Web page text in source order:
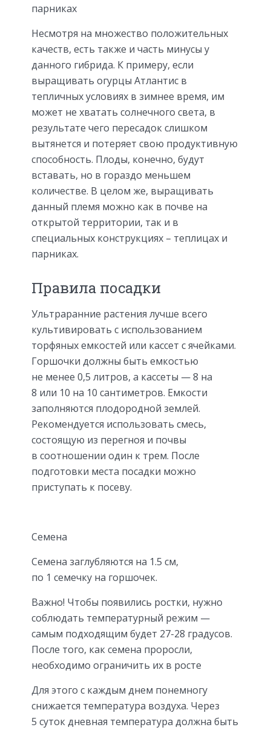
парниках
Несмотря на множество положительных
качеств, есть также и часть минусы у
данного гибрида. К примеру, если
выращивать огурцы Атлантис в
тепличных условиях в зимнее время, им
может не хватать солнечного света, в
результате чего пересадок слишком
вытянется и потеряет свою продуктивную
способность. Плоды, конечно, будут
вставать, но в гораздо меньшем
количестве. В целом же, выращивать
данный племя можно как в почве на
открытой территории, так и в
специальных конструкциях – теплицах и
парниках.
Правила посадки
Ультраранние растения лучше всего
культивировать с использованием
торфяных емкостей или кассет с ячейками.
Горшочки должны быть емкостью
не менее 0,5 литров, а кассеты — 8 на
8 или 10 на 10 сантиметров. Емкости
заполняются плодородной землей.
Рекомендуется использовать смесь,
состоящую из перегноя и почвы
в соотношении один к трем. После
подготовки места посадки можно
приступать к посеву.
Семена
Семена заглубляются на 1.5 см,
по 1 семечку на горшочек.
Важно! Чтобы появились ростки, нужно
соблюдать температурный режим —
самым подходящим будет 27-28 градусов.
После того, как семена проросли,
необходимо ограничить их в росте
Для этого с каждым днем понемногу
снижается температура воздуха. Через
5 суток дневная температура должна быть